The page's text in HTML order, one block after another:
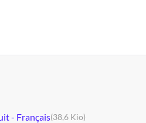
- Français(38,6 Kio)